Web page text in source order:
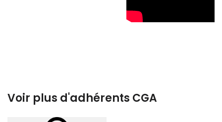
Voir plus d'adhérents CGA